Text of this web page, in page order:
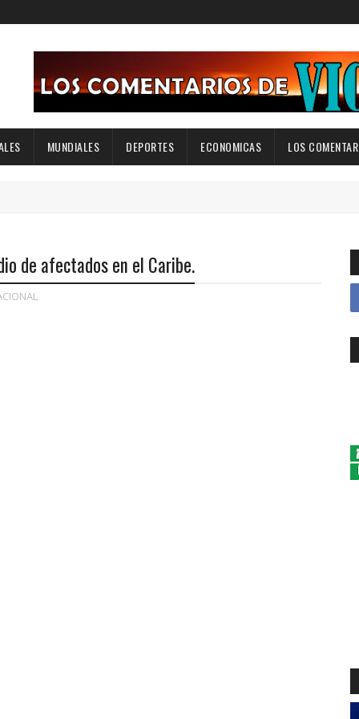
MUNDIALES DEPORTES ECONOMICAS LOS
de afectados en el Caribe.